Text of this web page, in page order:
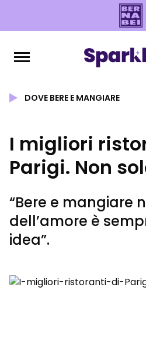
DOVE BERE E MANGIARE
I migliori
Parigi. Non
“Bere e mangiare
dell’amore è
idea”.